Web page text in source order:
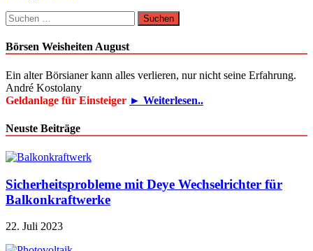
Suchen
nach:
Börsen Weisheiten August
Ein alter Börsianer kann alles verlieren, nur nicht seine Erfahrung.
André Kostolany
Geldanlage für Einsteiger ► Weiterlesen..
Neuste Beiträge
Sicherheitsprobleme mit Deye Wechselrichter für
Balkonkraftwerke
22. Juli 2023